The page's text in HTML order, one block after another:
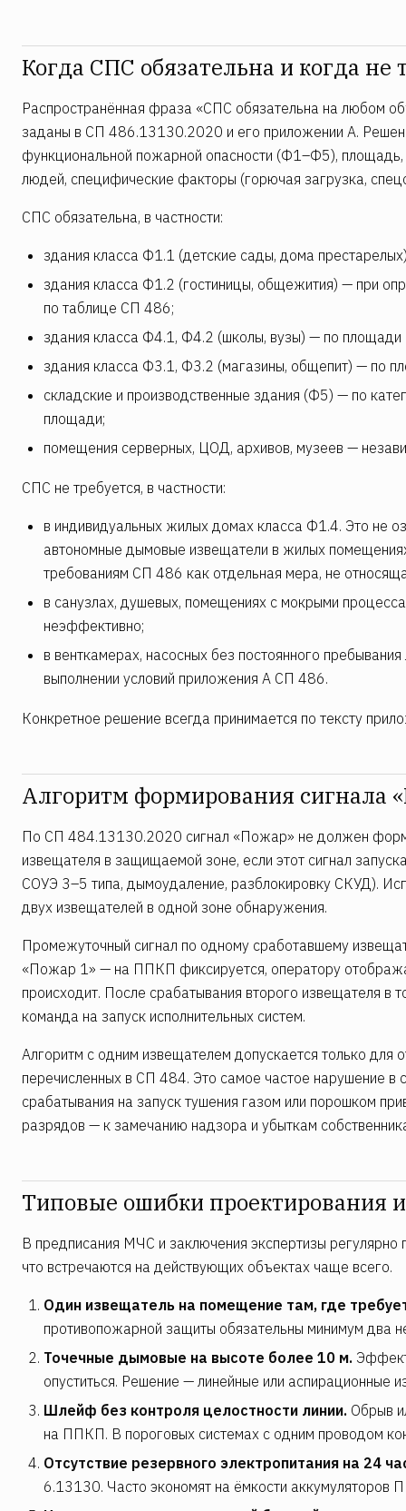
Когда СПС обязательна и когда не
Распространённая фраза «СПС обязательна на любом
заданы в СП 486.13130.2020 и его приложении А.
функциональной пожарной опасности (Ф1–Ф5), площадь,
людей, специфические факторы (горючая загрузка,
СПС обязательна, в частности:
здания класса Ф1.1 (детские сады, дома
здания класса Ф1.2 (гостиницы, общежития) — при
по таблице СП 486;
здания класса Ф4.1, Ф4.2 (школы, вузы) — по площади
здания класса Ф3.1, Ф3.2 (магазины, общепит) — по
складские и производственные здания (Ф5) — по
площади;
помещения серверных, ЦОД, архивов, музеев —
СПС не требуется, в частности:
в индивидуальных жилых домах класса Ф1.4. Это не
автономные дымовые извещатели в жилых
требованиям СП 486 как отдельная мера, не
в санузлах, душевых, помещениях с мокрыми
неэффективно;
в венткамерах, насосных без постоянного
выполнении условий приложения А СП 486.
Конкретное решение всегда принимается по тексту
Алгоритм формирования сигнала
По СП 484.13130.2020 сигнал «Пожар» не должен
извещателя в защищаемой зоне, если этот сигнал
СОУЭ 3–5 типа, дымоудаление, разблокировку СКУД).
двух извещателей в одной зоне обнаружения.
Промежуточный сигнал по одному сработавшему
«Пожар 1» — на ППКП фиксируется, оператору
происходит. После срабатывания второго извещателя
команда на запуск исполнительных систем.
Алгоритм с одним извещателем допускается только для
перечисленных в СП 484. Это самое частое нарушение в
срабатывания на запуск тушения газом или порошком
разрядов — к замечанию надзора и убыткам
Типовые ошибки проектирования
В предписания МЧС и заключения экспертизы
что встречаются на действующих объектах чаще всего.
Один извещатель на помещение там, где
противопожарной защиты обязательны минимум два
Точечные дымовые на высоте более 10 м.
опуститься. Решение — линейные или аспирационные
Шлейф без контроля целостности линии. Обрыв
на ППКП. В пороговых системах с одним проводом
Отсутствие резервного электропитания на 24
6.13130. Часто экономят на ёмкости аккумуляторов